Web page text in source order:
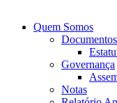
Quem Somos
Governança
Notas